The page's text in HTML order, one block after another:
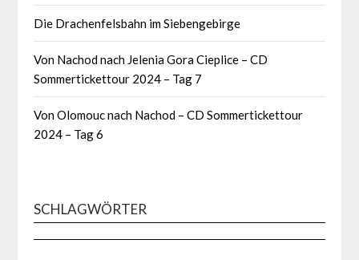
Die Drachenfelsbahn im Siebengebirge
Von Nachod nach Jelenia Gora Cieplice – CD
Sommertickettour 2024 – Tag 7
Von Olomouc nach Nachod – CD Sommertickettour
2024 – Tag 6
SCHLAGWÖRTER